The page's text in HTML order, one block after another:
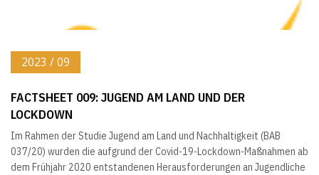
2023 / 09
FACTSHEET 009: JUGEND AM LAND UND DER
LOCKDOWN
Im Rahmen der Studie Jugend am Land und Nachhaltigkeit (BAB
037/20) wurden die aufgrund der Covid-19-Lockdown-Maßnahmen ab
dem Frühjahr 2020 entstandenen Herausforderungen an Jugendliche